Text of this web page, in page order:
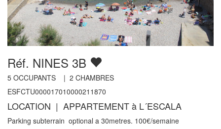
Réf. NINES 3B
5 OCCUPANTS | 2 CHAMBRES
ESFCTU000017010000211870
LOCATION | APPARTEMENT à L´ESCALA
Parking subterrain optional a 30metres. 100€/semaine